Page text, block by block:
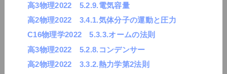
高3物理2022 5.2.9.電気容量
高2物理2022 3.4.1.気体分子の運動と圧力
C16物理学2022 5.3.3.オームの法則
高3物理2022 5.2.8.コンデンサー
高2物理2022 3.3.2.熱力学第2法則